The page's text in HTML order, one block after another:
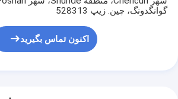
گوانگدونگ، چین. زیپ 528313
اکنون تماس بگیرید